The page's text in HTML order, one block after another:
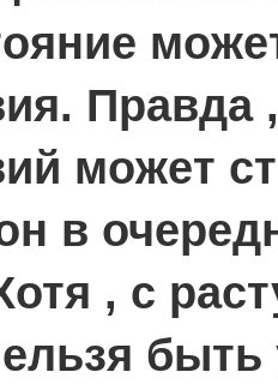
Правда
может
в
, с